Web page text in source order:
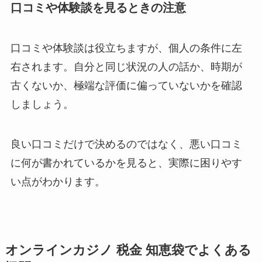
口コミや体験談を見るときの注意
口コミや体験談は役立ちますが、個人の条件に左
右されます。自分と同じ状況の人の話か、時期が
古くないか、極端な評価に偏っていないかを確認
しましょう。
良い口コミだけで決めるのではなく、悪い口コミ
に何が書かれているかを見ると、実際に困りやす
い点がわかります。
オンラインカジノ 税金 知恵袋でよくある